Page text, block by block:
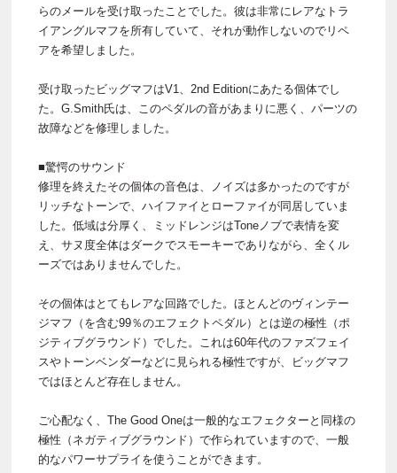
らのメールを受け取ったことでした。彼は非常にレアなトラ
イアングルマフを所有していて、それが動作しないのでリペ
アを希望しました。
受け取ったビッグマフはV1、2nd Editionにあたる個体でし
た。G.Smith氏は、このペダルの音があまりに悪く、パーツの
故障などを修理しました。
■驚愕のサウンド
修理を終えたその個体の音色は、ノイズは多かったのですが
リッチなトーンで、ハイファイとローファイが同居していま
した。低域は分厚く、ミッドレンジはToneノブで表情を変
え、サヌ度全体はダークでスモーキーでありながら、全くル
ーズではありませんでした。
その個体はとてもレアな回路でした。ほとんどのヴィンテー
ジマフ（を含む99％のエフェクトペダル）とは逆の極性（ポ
ジティブグラウンド）でした。これは60年代のファズフェイ
スやトーンベンダーなどに見られる極性ですが、ビッグマフ
ではほとんど存在しません。
ご心配なく、The Good Oneは一般的なエフェクターと同様の
極性（ネガティブグラウンド）で作られていますので、一般
的なパワーサプライを使うことができます。